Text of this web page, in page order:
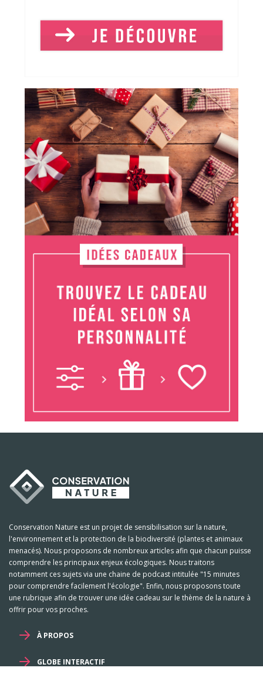
Conservation Nature est un projet de sensibilisation sur la nature,
l'environnement et la protection de la biodiversité (plantes et animaux
menacés). Nous proposons de nombreux articles afin que chacun puisse
comprendre les principaux enjeux écologiques. Nous traitons
notamment ces sujets via une chaine de podcast intitulée "15 minutes
pour comprendre facilement l'écologie". Enfin, nous proposons toute
une rubrique afin de trouver une idée cadeau sur le thème de la nature à
offrir pour vos proches.
À PROPOS
GLOBE INTERACTIF